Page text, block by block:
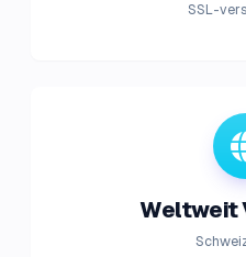
SSL-
Weltweit